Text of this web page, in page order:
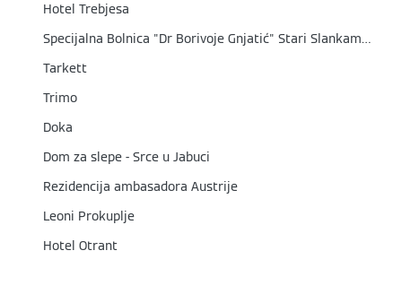
Hotel Trebjesa
Specijalna Bolnica "Dr Borivoje Gnjatić" Stari Slankamen
Tarkett
Trimo
Doka
Dom za slepe - Srce u Jabuci
Rezidencija ambasadora Austrije
Leoni Prokuplje
Hotel Otrant